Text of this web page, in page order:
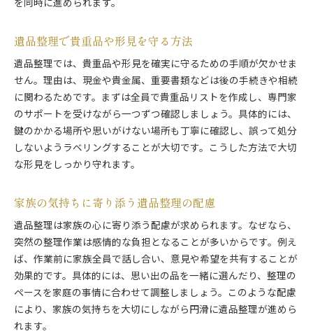
を同時に進められます。
遺品整理で貴重品や形見を守る方法
遺品整理では、貴重品や形見を確実に守るための手順が欠かせま
せん。理由は、現金や貴金属、重要書類などは後の手続きや相続
に関わるためです。まずは全員で貴重品リストを作成し、専門家
のサポートを受けながら一つずつ確認しましょう。具体的には、
鍵のかかる場所や思いがけない場所も丁寧に確認し、誤って処分
しないようラベリングすることが大切です。こうした方法で大切
な形見をしっかり守れます。
家族の気持ちに寄り添う遺品整理の配慮
遺品整理は家族の心に寄り添う配慮が求められます。なぜなら、
突然の整理作業は感情的な負担となることが多いからです。例え
ば、作業前に家族全員で話し合い、意見や希望を共有することが
効果的です。具体的には、思い出の品を一緒に選んだり、整理の
ペースを家庭の事情に合わせて調整しましょう。このような配慮
により、家族の気持ちを大切にしながら円滑に遺品整理が進めら
れます。